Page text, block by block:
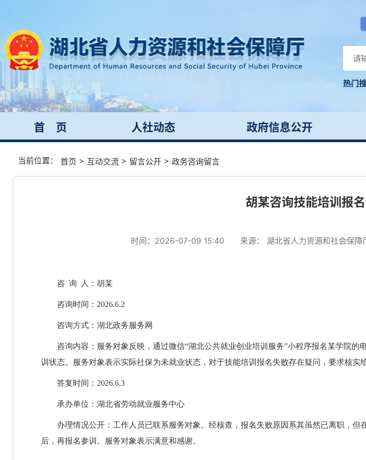
热门
首 页 人社动态 政府信息公开
当前位置： 首页 > 互动交流 > 留言公开 > 政务咨询留言
胡某咨询技能培训报
时间：2026-07-09 15:40 来源： 湖北省人力资源和社会保障
咨 询 人： 胡某
咨询时间： 2026.6.2
咨询方式：湖北政务服务网
咨询内容：服务对象 反映，通过微信“湖北公共就业创业培训服务”小程序报名某学院
训状态。服务对象表示实际社保为未就业状态，对于技能培训报名失败存在疑问，要求核实
答复时间： 2026.6.3
承办单位：湖北省劳动就业服务中心
办理情况公开： 工作人员已联系服务对象。经核查，报名失败原因系其虽然已离职，
后，再报名参训。服务对象表示满意和感谢。